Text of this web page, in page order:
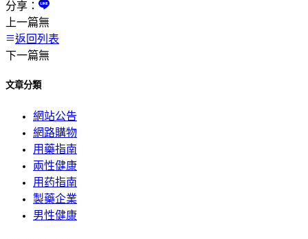
分享：
上一篇無
返回列表
下一篇無
文章分類
網站公告
網路購物
用藥指南
兩性健康
用药指南
製藥企業
男性健康